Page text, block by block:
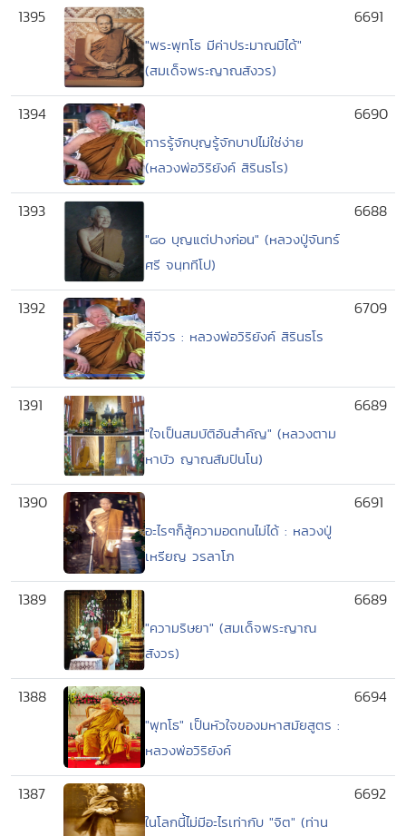
1395
"พระพุทโธ มีค่าประมาณมิได้"
(สมเด็จพระญาณสังวร)
6691
1394
การรู้จักบุญรู้จักบาปไม่ใช่ง่าย
(หลวงพ่อวิริยังค์ สิรินธโร)
6690
1393
"๘๐ บุญแต่ปางก่อน" (หลวงปู่จันทร์
ศรี จนฺททีโป)
6688
1392
สีจีวร : หลวงพ่อวิริยังค์ สิรินธโร
6709
1391
"ใจเป็นสมบัติอันสำคัญ" (หลวงตาม
หาบัว ญาณสัมปันโน)
6689
1390
อะไรๆก็สู้ความอดทนไม่ได้ : หลวงปู่
เหรียญ วรลาโภ
6691
1389
"ความริษยา" (สมเด็จพระญาณ
สังวร)
6689
1388
"พุทโธ" เป็นหัวใจของมหาสมัยสูตร :
หลวงพ่อวิริยังค์
6694
1387
ในโลกนี้ไม่มีอะไรเท่ากับ "จิต" (ท่าน
6692